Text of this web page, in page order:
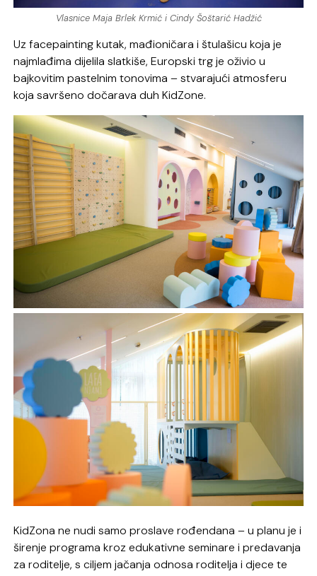
Vlasnice Maja Brlek Krmić i Cindy Šoštarić Hadžić
Uz facepainting kutak, mađioničara i štulašicu koja je
najmlađima dijelila slatkiše, Europski trg je oživio u
bajkovitim pastelnim tonovima – stvarajući atmosferu
koja savršeno dočarava duh KidZone.
KidZona ne nudi samo proslave rođendana – u planu je i
širenje programa kroz edukativne seminare i predavanja
za roditelje, s ciljem jačanja odnosa roditelja i djece te